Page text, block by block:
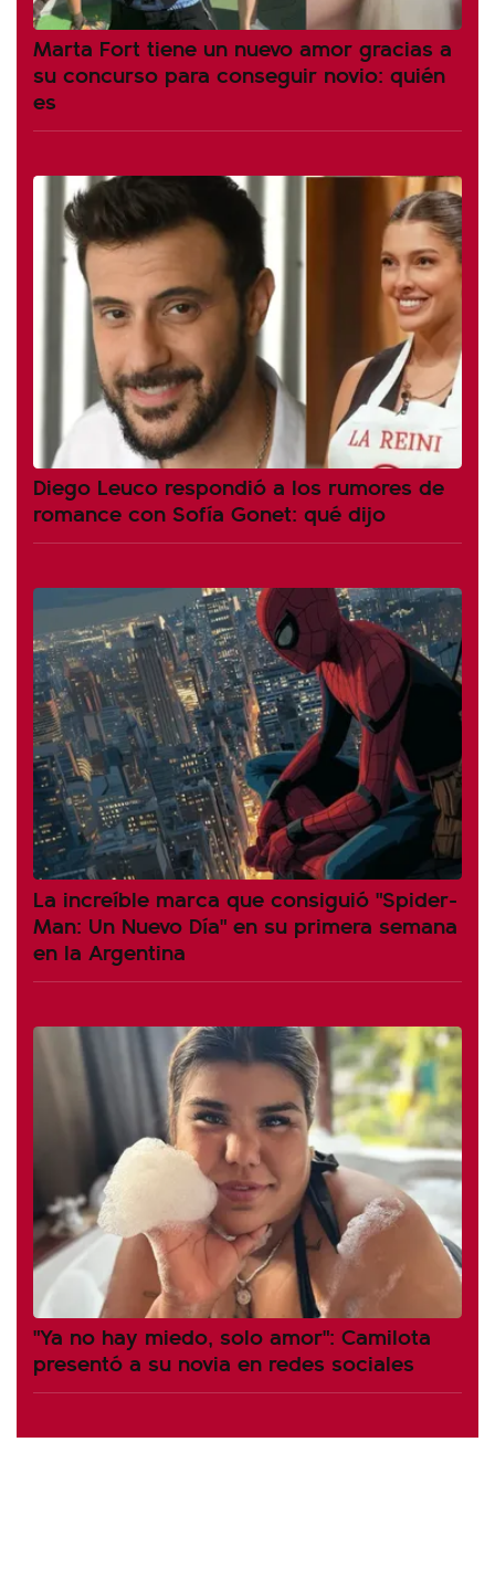
Marta Fort tiene un nuevo amor gracias a
su concurso para conseguir novio: quién
es
Diego Leuco respondió a los rumores de
romance con Sofía Gonet: qué dijo
La increíble marca que consiguió "Spider-
Man: Un Nuevo Día" en su primera semana
en la Argentina
"Ya no hay miedo, solo amor": Camilota
presentó a su novia en redes sociales